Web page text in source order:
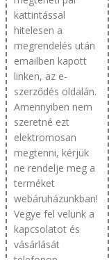
kattintással
hitelesen a
megrendelés után
emailben kapott
linken, az e-
szerződés oldalán.
Amennyiben nem
szeretné ezt
elektromosan
megtenni, kérjük
ne rendelje meg a
terméket
webáruházunkban!
Vegye fel velünk a
kapcsolatot és
vásárlását